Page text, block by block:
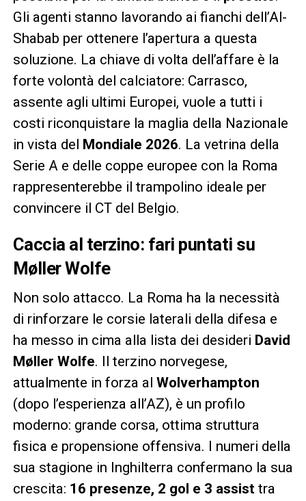
Gli agenti stanno lavorando ai fianchi dell’Al-
Shabab per ottenere l’apertura a questa
soluzione. La chiave di volta dell’affare è la
forte volontà del calciatore: Carrasco,
assente agli ultimi Europei, vuole a tutti i
costi riconquistare la maglia della Nazionale
in vista del Mondiale 2026. La vetrina della
Serie A e delle coppe europee con la Roma
rappresenterebbe il trampolino ideale per
convincere il CT del Belgio.
Caccia al terzino: fari puntati su
Møller Wolfe
Non solo attacco. La Roma ha la necessità
di rinforzare le corsie laterali della difesa e
ha messo in cima alla lista dei desideri David
Møller Wolfe. Il terzino norvegese,
attualmente in forza al Wolverhampton
(dopo l’esperienza all’AZ), è un profilo
moderno: grande corsa, ottima struttura
fisica e propensione offensiva. I numeri della
sua stagione in Inghilterra confermano la sua
crescita: 16 presenze, 2 gol e 3 assisttra